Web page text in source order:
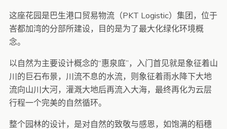
这座花园是巴生港口贸易物流（PKT Logistic）集团，位于
峇都加湾的分部所建设，目的是为了最大化绿化环境概
念。
以自然为主要设计概念的“惠泉庭”，入门首见就是象征着山
川的巨石布景，川流不息的水流，则象征着雨水降下大地
流向山川大河，灌溉大地后再流入大海，最终再化为云层
行程一个完美的自然循环。
整个园林的设计，是对自然的致敬与感恩，如饱满的稻穗